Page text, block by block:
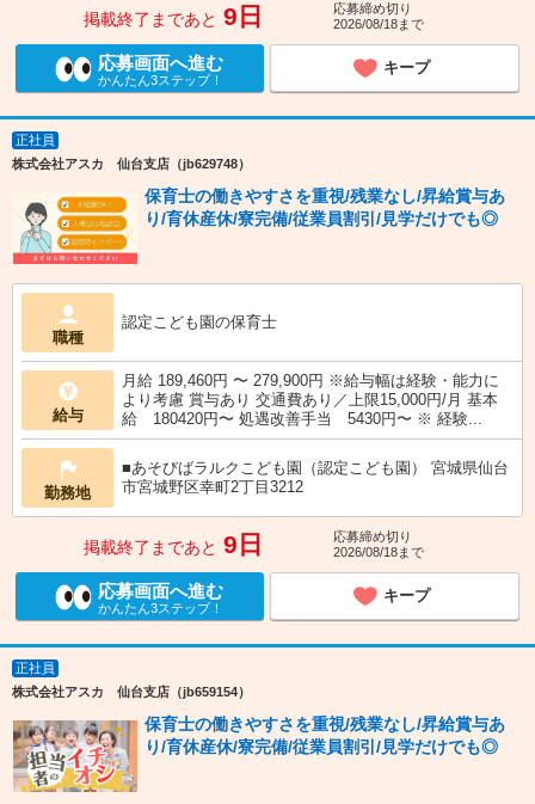
掲載終了まであと 9日
応募締め切り
2026/08/18まで
応募画面へ進む
かんたん3ステップ！
キープ
正社員
株式会社アスカ 仙台支店（jb629748）
保育士の働きやすさを重視/残業なし/昇給賞与あ
り/育休産休/寮完備/従業員割引/見学だけでも◎
職種
認定こども園の保育士
給与
月給 189,460円 〜 279,900円 ※給与幅は経験・能力に
より考慮 賞与あり 交通費あり／上限15,000円/月 基本
給 180420円〜 処遇改善手当 5430円〜 ※ 経験...
勤務地
■あそびばラルクこども園（認定こども園） 宮城県仙台
市宮城野区幸町2丁目3212
掲載終了まであと 9日
応募締め切り
2026/08/18まで
応募画面へ進む
かんたん3ステップ！
キープ
正社員
株式会社アスカ 仙台支店（jb659154）
保育士の働きやすさを重視/残業なし/昇給賞与あ
り/育休産休/寮完備/従業員割引/見学だけでも◎